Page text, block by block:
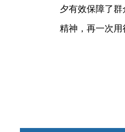
夕有效保障了
精神，再一次用